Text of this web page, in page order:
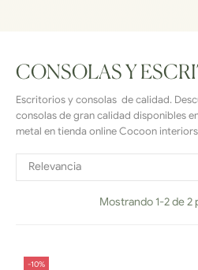
CONSOLAS Y
Escritorios y consolas de calidad.
consolas de gran calidad disponibles
metal en tienda online Cocoon
Relevancia
Mostrando 1-2 de
-10%